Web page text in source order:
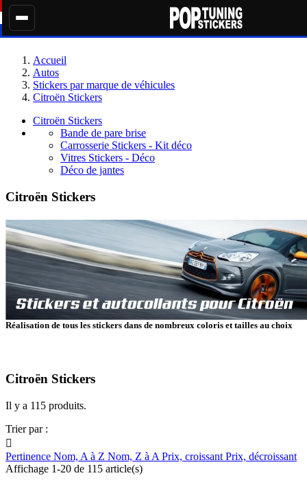
Accueil
Autos
Stickers par marque de véhicules
Citroën Stickers
Citroën Stickers
Bande de pare brise
Carrosserie Stickers - Kit déco
Vitres Stickers - Déco
Déco de jantes
Citroën Stickers
Réalisation de tous les stickers dans de nombreux coloris et tailles au choix
Citroën Stickers
Il y a 115 produits.
Trier par :

Pertinence Nom, A à Z Nom, Z à A Prix, croissant Prix, décroissant
Affichage 1-20 de 115 article(s)